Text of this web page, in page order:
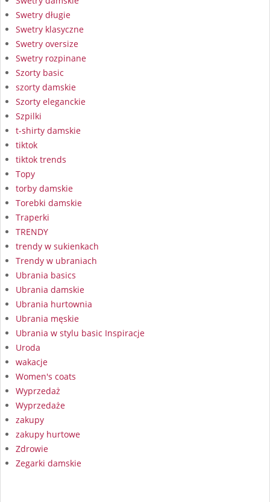
Swetry długie
Swetry klasyczne
Swetry oversize
Swetry rozpinane
Szorty basic
szorty damskie
Szorty eleganckie
Szpilki
t-shirty damskie
tiktok
tiktok trends
Topy
torby damskie
Torebki damskie
Traperki
TRENDY
trendy w sukienkach
Trendy w ubraniach
Ubrania basics
Ubrania damskie
Ubrania hurtownia
Ubrania męskie
Ubrania w stylu basic Inspiracje
Uroda
wakacje
Women's coats
Wyprzedaż
Wyprzedaże
zakupy
zakupy hurtowe
Zdrowie
Zegarki damskie